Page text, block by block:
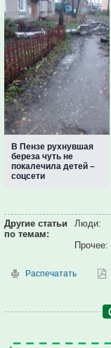
В Пензе рухнувшая
береза чуть не
покалечила детей –
соцсети
Другие статьи
по темам:
Люди:
Прочее:
Распечатать